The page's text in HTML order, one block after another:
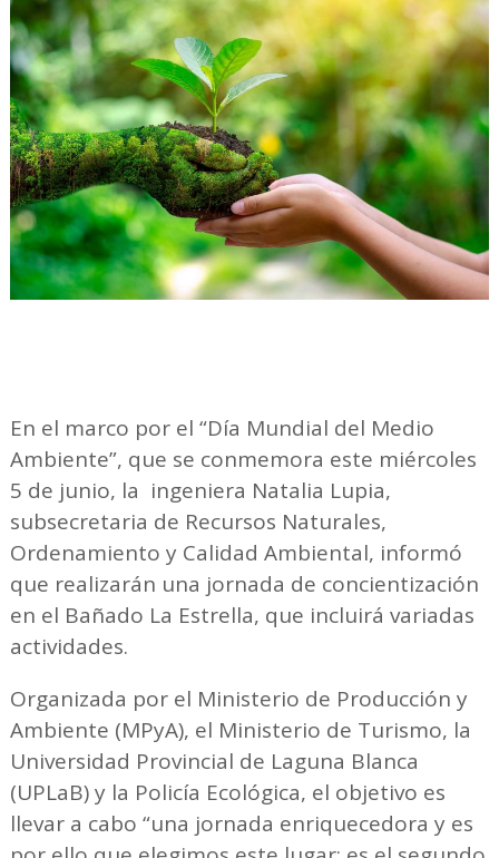
En el marco por el “Día Mundial del Medio
Ambiente”, que se conmemora este miércoles
5 de junio, la ingeniera Natalia Lupia,
subsecretaria de Recursos Naturales,
Ordenamiento y Calidad Ambiental, informó
que realizarán una jornada de concientización
en el Bañado La Estrella, que incluirá variadas
actividades.
Organizada por el Ministerio de Producción y
Ambiente (MPyA), el Ministerio de Turismo, la
Universidad Provincial de Laguna Blanca
(UPLaB) y la Policía Ecológica, el objetivo es
llevar a cabo “una jornada enriquecedora y es